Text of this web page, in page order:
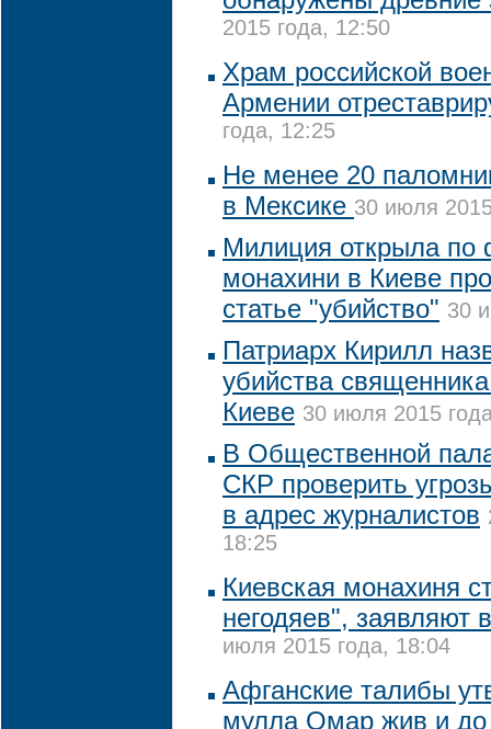
2015 года, 12:50
Храм российской
Армении
года, 12:25
Не менее 20
в Мексике 30 июля
Милиция открыла по
монахини в Киеве
статье "убийство" 30
Патриарх Кирилл
убийства
Киеве 30 июля 2015
В Общественной
СКР проверить
в адрес журналистов
18:25
Киевская монахиня
негодяев", заявляют
июля 2015 года, 18:04
Афганские талибы
мулла Омар жив и до